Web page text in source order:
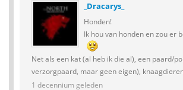
_Dracarys_
Honden!
Ik hou van honden en zou er
Net als een kat (al heb ik die al), een paard/
verzorgpaard, maar geen eigen),
1 decennium geleden